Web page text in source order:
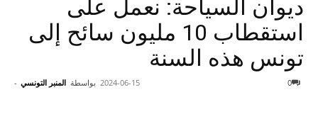
ديوان السياحة: نعمل على
استقطاب 10 مليون سائح إلى
تونس هذه السنة
بواسطة المنبر التونسي - 2024-06-15 0